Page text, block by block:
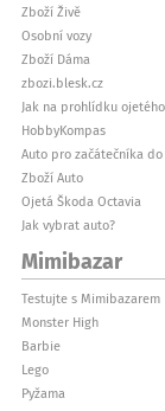
Zboží Živě
Osobní vozy
Zboží Dáma
zbozi.blesk.cz
Jak na prohlídku
HobbyKompas
Auto pro začátečníka do
Zboží Auto
Ojetá Škoda Octavia
Jak vybrat auto?
Mimibazar
Testujte s Mimibazarem
Monster High
Barbie
Lego
Pyžama